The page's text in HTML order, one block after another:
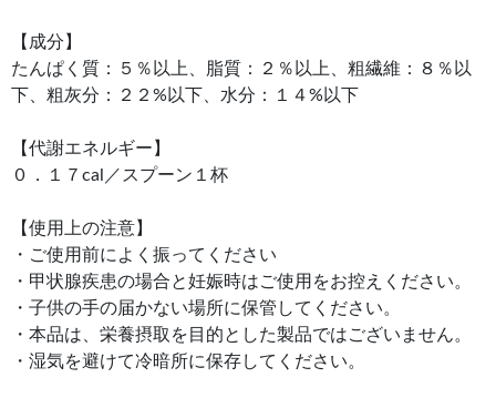
【成分】
たんぱく質：５％以上、脂質：２％以上、粗繊維：８％以
下、粗灰分：２２%以下、水分：１４%以下
【代謝エネルギー】
０．１７cal／スプーン１杯
【使用上の注意】
・ご使用前によく振ってください
・甲状腺疾患の場合と妊娠時はご使用をお控えください。
・子供の手の届かない場所に保管してください。
・本品は、栄養摂取を目的とした製品ではございません。
・湿気を避けて冷暗所に保存してください。